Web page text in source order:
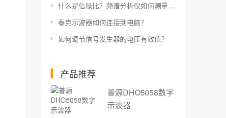
什么是信噪比？频谱分析仪如何测量信噪比？
泰克示波器如何连接到电脑？
如何调节信号发生器的电压有效值？
产品推荐
普源DHO5058数字
示波器